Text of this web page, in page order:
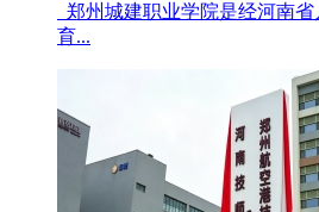
郑州城建职业学院是经河南
育...